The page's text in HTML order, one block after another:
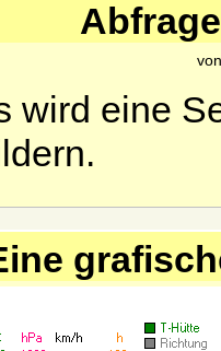
wird eine